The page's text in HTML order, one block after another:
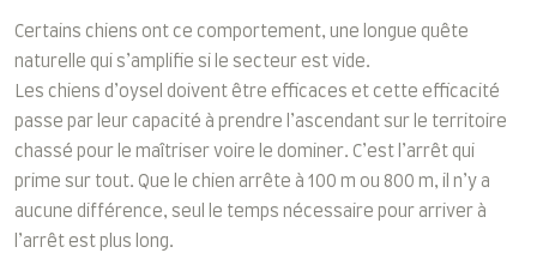
Certains chiens ont ce comportement, une longue quête
naturelle qui s’amplifie si le secteur est vide.
Les chiens d’oysel doivent être efficaces et cette efficacité
passe par leur capacité à prendre l’ascendant sur le territoire
chassé pour le maîtriser voire le dominer. C’est l’arrêt qui
prime sur tout. Que le chien arrête à 100 m ou 800 m, il n’y a
aucune différence, seul le temps nécessaire pour arriver à
l’arrêt est plus long.